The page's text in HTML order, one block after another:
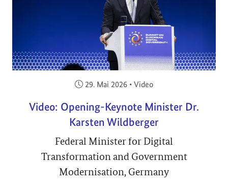
Veröffentlicht am:
29. Mai 2026 • Video
Video: Opening-Keynote Minister Dr.
Karsten Wildberger
Federal Minister for Digital
Transformation and Government
Modernisation, Germany